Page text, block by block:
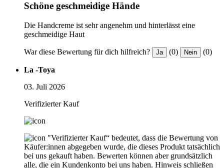
Schöne geschmeidige Hände
Die Handcreme ist sehr angenehm und hinterlässt eine
geschmeidige Haut
War diese Bewertung für dich hilfreich? Ja (0) Nein (0)
La -Toya
03. Juli 2026
Verifizierter Kauf
"Verifizierter Kauf“ bedeutet, dass die Bewertung von
Käufer:innen abgegeben wurde, die dieses Produkt tatsächlich
bei uns gekauft haben. Bewerten können aber grundsätzlich
alle, die ein Kundenkonto bei uns haben. Hinweis schließen